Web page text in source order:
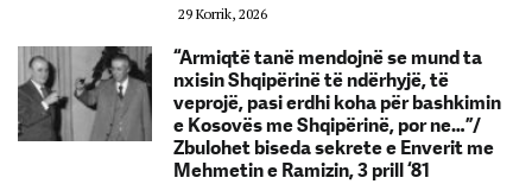
29 Korrik, 2026
“Armiqtë tanë mendojnë se mund ta
nxisin Shqipërinë të ndërhyjë, të
veprojë, pasi erdhi koha për bashkimin
e Kosovës me Shqipërinë, por ne…”/
Zbulohet biseda sekrete e Enverit me
Mehmetin e Ramizin, 3 prill ‘81